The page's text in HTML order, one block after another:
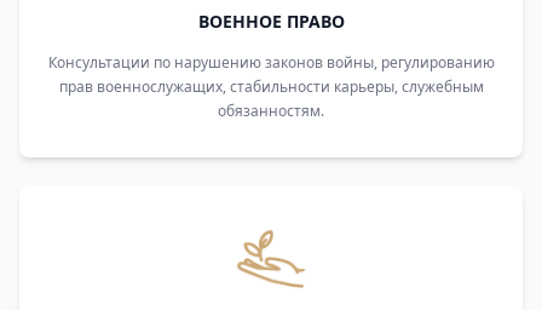
ВОЕННОЕ ПРАВО
Консультации по нарушению законов войны, регулированию
прав военнослужащих, стабильности карьеры, служебным
обязанностям.